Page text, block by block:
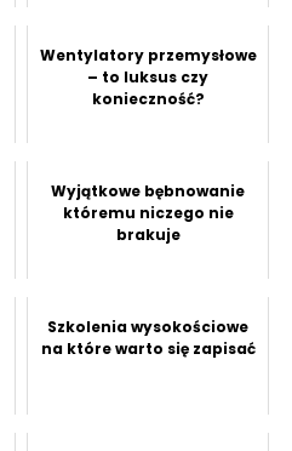
Wentylatory przemysłowe
– to luksus czy
konieczność?
Wyjątkowe bębnowanie
któremu niczego nie
brakuje
Szkolenia wysokościowe
na które warto się zapisać